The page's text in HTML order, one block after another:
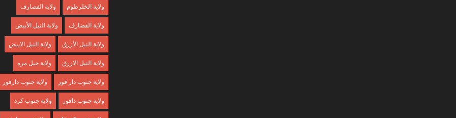
ولاية الخلرطوم ولاية الفضارف
ولاية القضارف ولاية النيل الأبيض
ولاية النيل الأزرق ولاية النيل الابيض
ولاية النيل الازرق ولاية جبل مره
ولاية جنوب دار فور ولاية جنوب دارفور
ولاية جنوب دافور ولاية جنوب كرد